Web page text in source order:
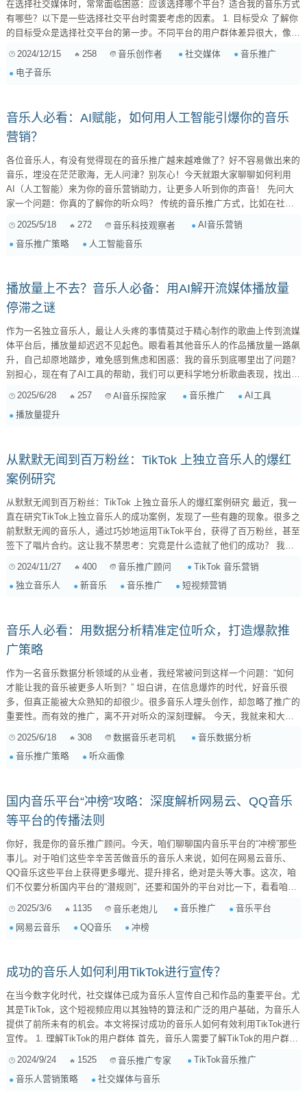
在选择社交媒体时，常常面临困惑：应该选择哪个平台？适合我的音乐方式
有哪些？以下是一些选择社交平台时需要考虑的因素。 1. 目标受众 了解你
的目标受众是选择社交平台的第一步。不同平台的用户群体差异很大，像
乐风格更适合年轻人，比如电子舞曲，那么TikTok可能是个好选择。如果你
更想吸引成熟的听众，Facebook或者YouTube可能更合适。 2. 平台功能 不
2024/12/15 258 音乐创作者 社交媒体
音乐推广
电子音乐
音乐人必看：AI赋能，如何用人工智能引爆你的音乐
营销？
各位音乐人，有没有觉得现在的音乐推广越来越难做了？好不容易做出来的
音乐，埋没在茫茫歌海，无人问津？别灰心！今天就跟大家聊聊如何利用
AI（人工智能）来为你的音乐营销助力，让更多人听到你的声音！ 先问大
家一个问题：你真的了解你的听众吗？ 传统的音乐推广方式，比如在社交
媒体上发帖、找朋友转发、参加音乐节等等，效果往往比较有限，而且很难
精准触达目标受众。但AI的出现，改变了这一切！AI可以帮助我们更深入地
了解听众的喜好、习惯，从而制定更有效的营销策略。 AI音乐营销的核
2025/5/18 272 音乐科技观察者
AI音乐营销
音乐推广策略
人工智能音乐
播放量上不去？音乐人必备：用AI解开流媒体播放量
停滞之谜
作为一名独立音乐人，最让人头疼的事情莫过于精心制作的歌曲上传到流媒
体平台后，播放量却迟迟不见起色。眼看着其他音乐人的作品播放量一路飙
升，自己却原地踏步，难免感到焦虑和困惑：我的音乐到底哪里出了问题？
别担心，现在有了AI工具的帮助，我们可以更科学地分析歌曲表现，找出问
题所在，并制定相应的推广策略。本文将介绍几款可能对你有所帮助的AI工
具，并分享一些利用AI分析结果提升播放量的实用建议。 1. AI音乐分析工
具：你的音乐诊断专家 市面上已经出现了一些专门针对音乐分析的AI工
2025/6/28 257 AI音乐探险家 音乐推广
AI工具
播放量提升
从默默无闻到百万粉丝：TikTok 上独立音乐人的爆红
案例研究
从默默无闻到百万粉丝：TikTok 上独立音乐人的爆红案例研究 最近，我一
直在研究TikTok上独立音乐人的成功案例，发现了一些有趣的现象。很多之
前默默无闻的音乐人，通过巧妙地运用TikTok平台，获得了百万粉丝，甚至
签下了唱片合约。这让我不禁思考：究竟是什么造就了他们的成功？ 我以
享自己创作的歌曲，歌曲本身质量很高，旋律优美，歌词充满诗意，但最初
播放量并不高。 转折点出现在她开始尝试短视频营销。 她不再只是单纯地
2024/11/27 400 音乐推广顾问
TikTok 音乐营销
独立音乐人
新音乐 音乐推广 短视频营销
音乐人必看：用数据分析精准定位听众，打造爆款推
广策略
作为一名音乐数据分析领域的从业者，我经常被问到这样一个问题：“如何
才能让我的音乐被更多人听到？” 坦白讲，在信息爆炸的时代，好音乐很
多，但真正能被大众熟知的却很少。很多音乐人埋头创作，却忽略了推广的
重要性。而有效的推广，离不开对听众的深刻理解。 今天，我就来和大家
乐推广策略，让你的音乐不再“养在深闺人未识”。 1. 数据是金矿：音乐数据
从哪里来？ 首先，我们要明确一点：巧妇难为无米之炊。数据分析的前提
2025/6/18 308 数据音乐老司机
音乐数据分析
音乐推广策略
听众画像
国内音乐平台“冲榜”攻略：深度解析网易云、QQ音乐
等平台的传播法则
你好，我是你的音乐推广顾问。今天，咱们聊聊国内音乐平台的“冲榜”那些
事儿。对于咱们这些辛辛苦苦做音乐的音乐人来说，如何在网易云音乐、
QQ音乐这些平台上获得更多曝光、提升排名，绝对是头等大事。这次，咱
们不仅要分析国内平台的“潜规则”，还要和国外的平台对比一下，看看咱们
1.1 平台规则解析：听歌、分享、评论，缺一不可 首先，咱们得搞清楚国内
音乐平台的“冲榜”逻辑。虽然每个平台都有自己的算法，但万变不离其宗。
2025/3/6 1135 音乐老炮儿 音乐推广
音乐平台
网易云音乐
QQ音乐 冲榜
成功的音乐人如何利用TikTok进行宣传？
在当今数字化时代，社交媒体已成为音乐人宣传自己和作品的重要平台。尤
其是TikTok，这个短视频应用以其独特的算法和广泛的用户基础，为音乐人
提供了前所未有的机会。本文将探讨成功的音乐人如何有效利用TikTok进行
宣传。 1. 理解TikTok的用户群体 首先，音乐人需要了解TikTok的用户群
体。TikTok的用户主要是年轻人，他们喜欢新鲜、有趣和富有创意的内容。
因此，音乐人应该根据这一点来调整自己的宣传策略，制作符合年轻人喜好
的内容。 2. 制作引人注目的短视频 在TikTok上，短视频是吸引观众的关
2024/9/24 1525 音乐推广专家
TikTok音乐推广
音乐人营销策略
社交媒体与音乐